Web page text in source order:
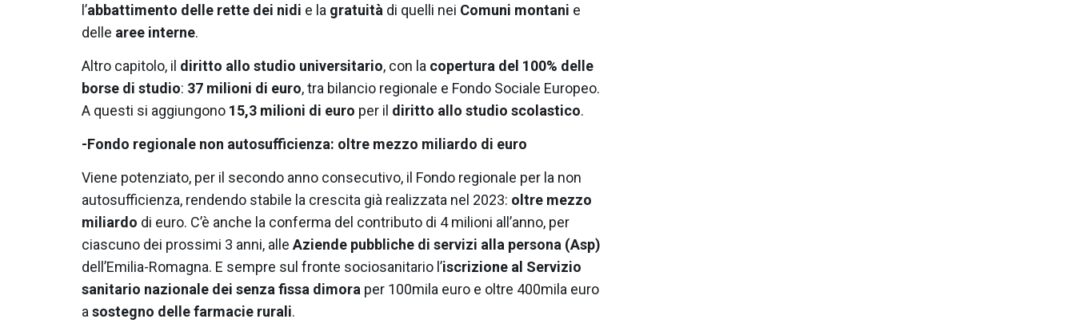
l’abbattimento delle rette dei nidi e la gratuità di quelli nei Comuni montani e
delle aree interne.
Altro capitolo, il diritto allo studio universitario, con la copertura del 100% delle
borse di studio: 37 milioni di euro, tra bilancio regionale e Fondo Sociale Europeo.
A questi si aggiungono 15,3 milioni di euro per il diritto allo studio scolastico.
-Fondo regionale non autosufficienza: oltre mezzo miliardo di euro
Viene potenziato, per il secondo anno consecutivo, il Fondo regionale per la non
autosufficienza, rendendo stabile la crescita già realizzata nel 2023: oltre mezzo
miliardo di euro. C’è anche la conferma del contributo di 4 milioni all’anno, per
ciascuno dei prossimi 3 anni, alle Aziende pubbliche di servizi alla persona (Asp)
dell’Emilia-Romagna. E sempre sul fronte sociosanitario l’iscrizione al Servizio
sanitario nazionale dei senza fissa dimora per 100mila euro e oltre 400mila euro
a sostegno delle farmacie rurali.